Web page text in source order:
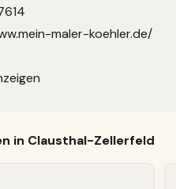
maler-koehler.de/
in Clausthal-Zellerfeld